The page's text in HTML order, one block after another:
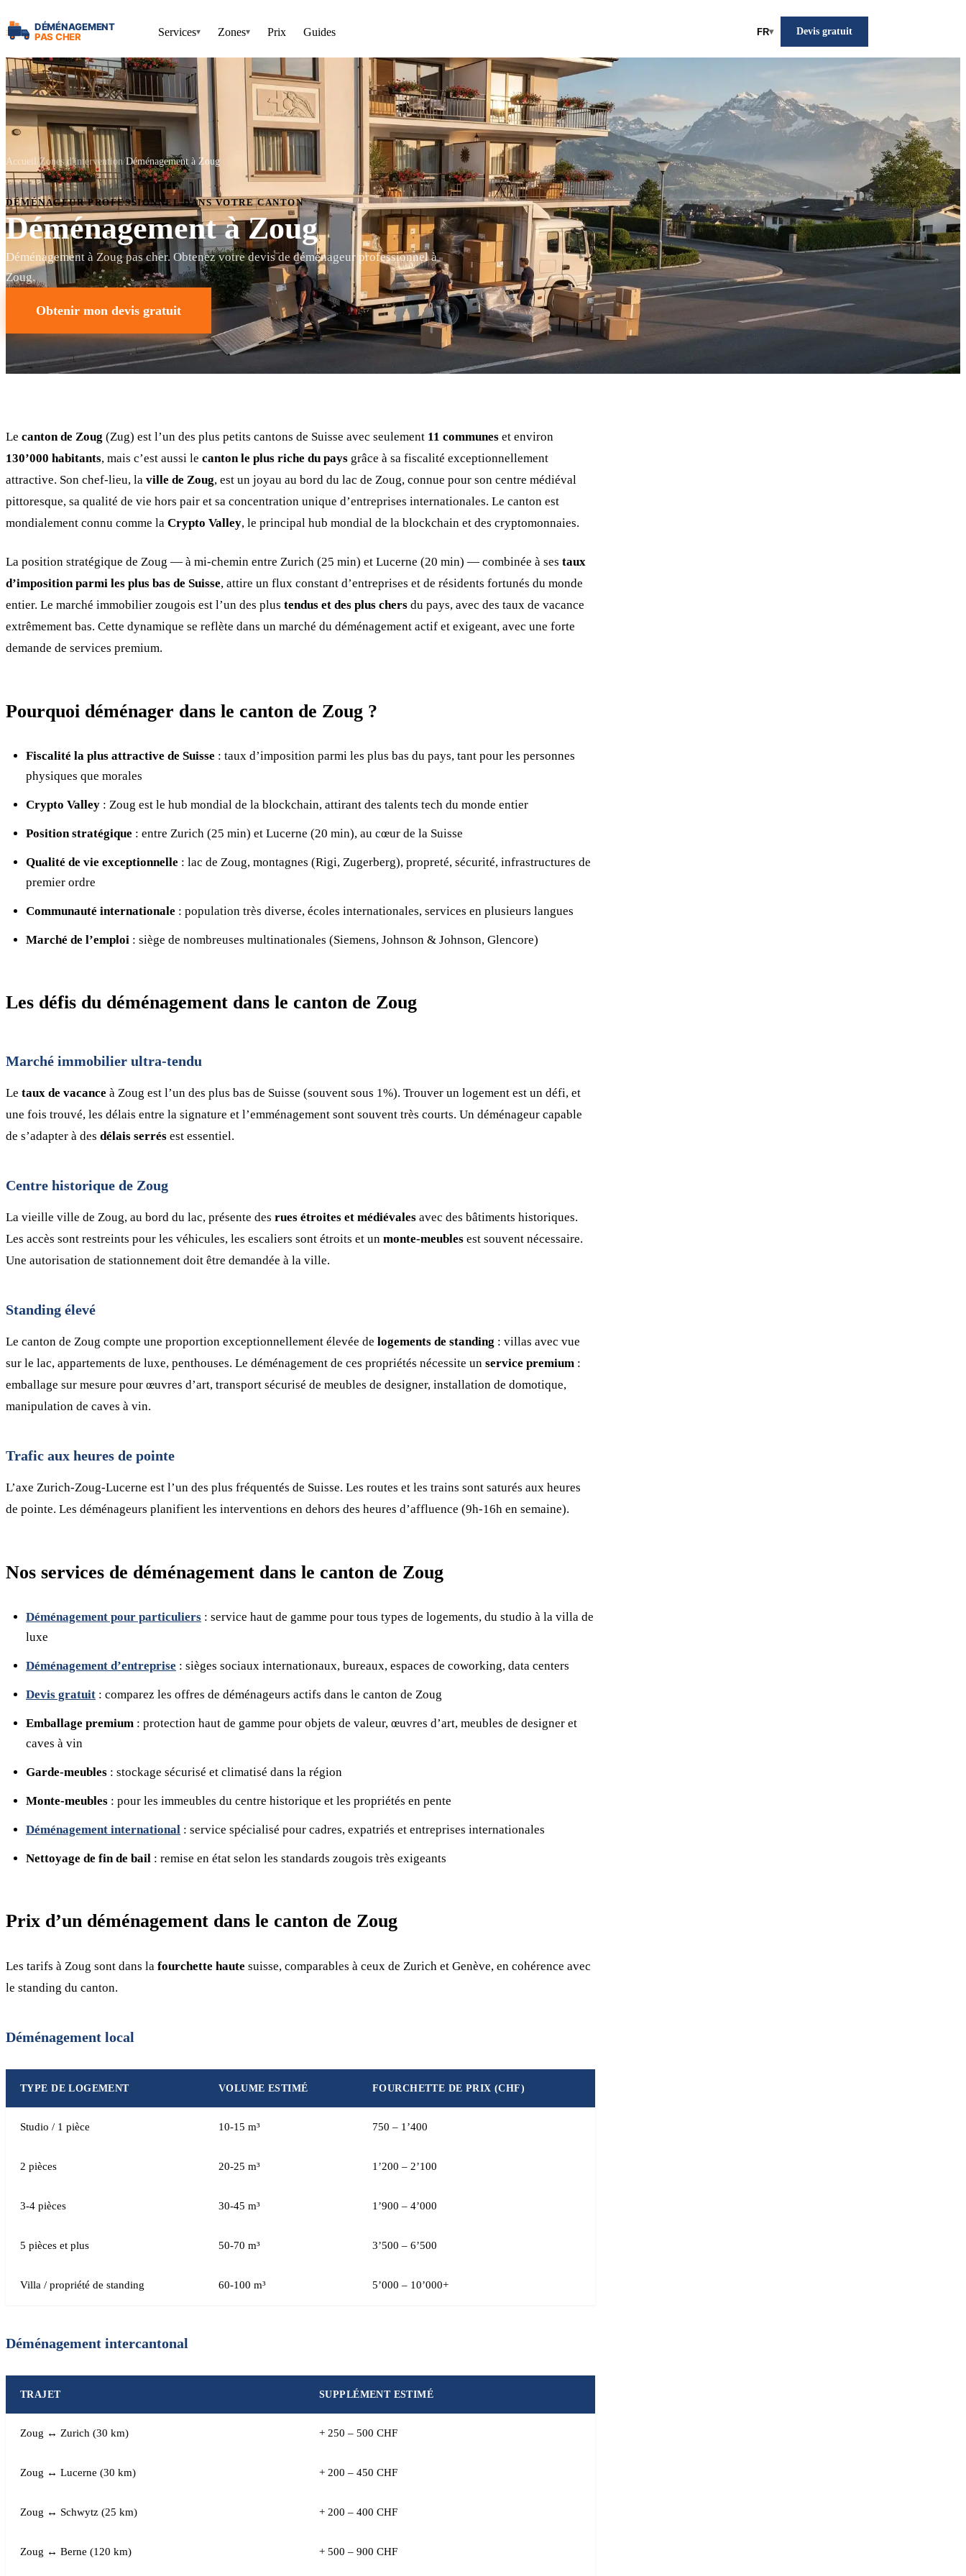
Services▾ Zones▾ Prix Guides FR▾ Devis gratuit
Accueil Zones d'intervention Déménagement à Zoug
DÉMÉNAGEUR PROFESSIONNEL DANS VOTRE CANTON
Déménagement à Zoug
Déménagement à Zoug pas cher. Obtenez votre devis de déménageur professionnel à
Zoug.
Obtenir mon devis gratuit
Le canton de Zoug (Zug) est l’un des plus petits cantons de Suisse avec seulement 11 communes et environ
130’000 habitants, mais c’est aussi le canton le plus riche du pays grâce à sa fiscalité exceptionnellement
attractive. Son chef-lieu, la ville de Zoug, est un joyau au bord du lac de Zoug, connue pour son centre médiéval
pittoresque, sa qualité de vie hors pair et sa concentration unique d’entreprises internationales. Le canton est
mondialement connu comme la Crypto Valley, le principal hub mondial de la blockchain et des cryptomonnaies.
La position stratégique de Zoug — à mi-chemin entre Zurich (25 min) et Lucerne (20 min) — combinée à ses taux
d’imposition parmi les plus bas de Suisse, attire un flux constant d’entreprises et de résidents fortunés du monde
entier. Le marché immobilier zougois est l’un des plus tendus et des plus chers du pays, avec des taux de vacance
extrêmement bas. Cette dynamique se reflète dans un marché du déménagement actif et exigeant, avec une forte
demande de services premium.
Pourquoi déménager dans le canton de Zoug ?
Fiscalité la plus attractive de Suisse : taux d’imposition parmi les plus bas du pays, tant pour les personnes
physiques que morales
Crypto Valley : Zoug est le hub mondial de la blockchain, attirant des talents tech du monde entier
Position stratégique : entre Zurich (25 min) et Lucerne (20 min), au cœur de la Suisse
Qualité de vie exceptionnelle : lac de Zoug, montagnes (Rigi, Zugerberg), propreté, sécurité, infrastructures de
premier ordre
Communauté internationale : population très diverse, écoles internationales, services en plusieurs langues
Marché de l’emploi : siège de nombreuses multinationales (Siemens, Johnson & Johnson, Glencore)
Les défis du déménagement dans le canton de Zoug
Marché immobilier ultra-tendu
Le taux de vacance à Zoug est l’un des plus bas de Suisse (souvent sous 1%). Trouver un logement est un défi, et
une fois trouvé, les délais entre la signature et l’emménagement sont souvent très courts. Un déménageur capable
de s’adapter à des délais serrés est essentiel.
Centre historique de Zoug
La vieille ville de Zoug, au bord du lac, présente des rues étroites et médiévales avec des bâtiments historiques.
Les accès sont restreints pour les véhicules, les escaliers sont étroits et un monte-meubles est souvent nécessaire.
Une autorisation de stationnement doit être demandée à la ville.
Standing élevé
Le canton de Zoug compte une proportion exceptionnellement élevée de logements de standing : villas avec vue
sur le lac, appartements de luxe, penthouses. Le déménagement de ces propriétés nécessite un service premium :
emballage sur mesure pour œuvres d’art, transport sécurisé de meubles de designer, installation de domotique,
manipulation de caves à vin.
Trafic aux heures de pointe
L’axe Zurich-Zoug-Lucerne est l’un des plus fréquentés de Suisse. Les routes et les trains sont saturés aux heures
de pointe. Les déménageurs planifient les interventions en dehors des heures d’affluence (9h-16h en semaine).
Nos services de déménagement dans le canton de Zoug
Déménagement pour particuliers : service haut de gamme pour tous types de logements, du studio à la villa de
luxe
Déménagement d’entreprise : sièges sociaux internationaux, bureaux, espaces de coworking, data centers
Devis gratuit : comparez les offres de déménageurs actifs dans le canton de Zoug
Emballage premium : protection haut de gamme pour objets de valeur, œuvres d’art, meubles de designer et
caves à vin
Garde-meubles : stockage sécurisé et climatisé dans la région
Monte-meubles : pour les immeubles du centre historique et les propriétés en pente
Déménagement international : service spécialisé pour cadres, expatriés et entreprises internationales
Nettoyage de fin de bail : remise en état selon les standards zougois très exigeants
Prix d’un déménagement dans le canton de Zoug
Les tarifs à Zoug sont dans la fourchette haute suisse, comparables à ceux de Zurich et Genève, en cohérence avec
le standing du canton.
Déménagement local
TYPE DE LOGEMENT VOLUME ESTIMÉ FOURCHETTE DE PRIX (CHF)
Studio / 1 pièce 10-15 m³ 750 – 1’400
2 pièces 20-25 m³ 1’200 – 2’100
3-4 pièces 30-45 m³ 1’900 – 4’000
5 pièces et plus 50-70 m³ 3’500 – 6’500
Villa / propriété de standing 60-100 m³ 5’000 – 10’000+
Déménagement intercantonal
TRAJET SUPPLÉMENT ESTIMÉ
Zoug ↔ Zurich (30 km) + 250 – 500 CHF
Zoug ↔ Lucerne (30 km) + 200 – 450 CHF
Zoug ↔ Schwytz (25 km) + 200 – 400 CHF
Zoug ↔ Berne (120 km) + 500 – 900 CHF